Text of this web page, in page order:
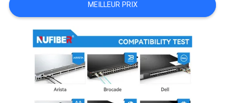
NOUVELLES
DEMANDEZ
CITATION
MEILLEUR PRIX